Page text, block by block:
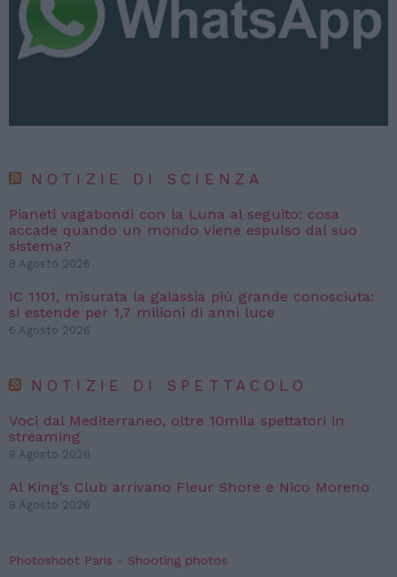
NOTIZIE DI SCIENZA
Pianeti vagabondi con la Luna al seguito: cosa
accade quando un mondo viene espulso dal suo
sistema?
8 Agosto 2026
IC 1101, misurata la galassia più grande conosciuta:
si estende per 1,7 milioni di anni luce
6 Agosto 2026
NOTIZIE DI SPETTACOLO
Voci dal Mediterraneo, oltre 10mila spettatori in
streaming
8 Agosto 2026
Al King’s Club arrivano Fleur Shore e Nico Moreno
8 Agosto 2026
Photoshoot Paris - Shooting photos